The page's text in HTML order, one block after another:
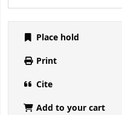
Place hold
Print
Cite
Add to your cart